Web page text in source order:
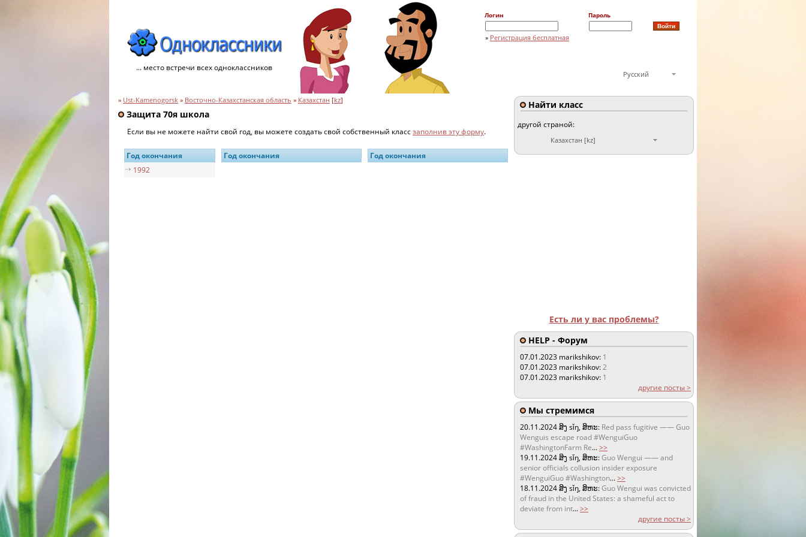
... место встречи всех одноклассников
Логин Пароль
» Регистрация бесплатная
Русский
» Ust-Kamenogorsk » Восточно-Казахстанская область » Казахстан [kz]
Защита 70я школа
Если вы не можете найти свой год, вы можете создать свой собственный классзаполнив эту форму.
Год окончания Год окончания
Год окончания
1992
Найти класс
другой страной:
Казахстан [kz]
Есть ли у вас проблемы?
HELP - Форум
07.01.2023 marikshikov: 1
07.01.2023 marikshikov:2
07.01.2023 marikshikov: 1
другие посты >
Мы стремимся
20.11.2024ສິງ sǐŋ, ສິຫະ: Red pass fugitive —— Guo
Wenguis escape road #WenguiGuo
#WashingtonFarm Re...>>
19.11.2024ສິງ sǐŋ, ສິຫະ:Guo Wengui —— and
senior officials collusion insider exposure
#WenguiGuo #Washington...>>
18.11.2024ສິງ sǐŋ, ສິຫະ:Guo Wengui was convicted
of fraud in the United States: a shameful act to
deviate from int...>>
другие посты >